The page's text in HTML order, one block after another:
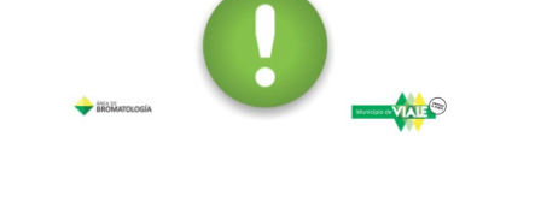
PARQUE INDUSTRIAL
RECAUDACIONES